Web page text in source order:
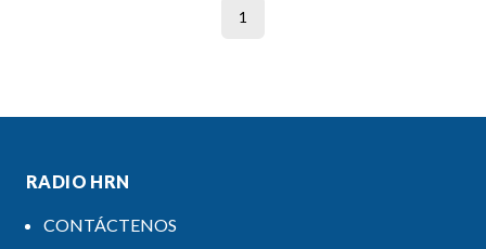
1
RADIO HRN
CONTÁCTENOS